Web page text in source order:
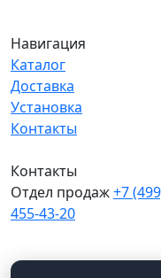
Навигация
Каталог
Доставка
Установка
Контакты
Контакты
Отдел продаж+7
455-43-20